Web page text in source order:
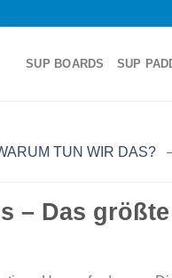
SUP BOARDS SUP
TUN WIR DAS?
– Das